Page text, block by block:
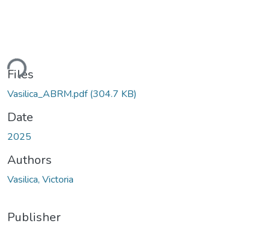
Files
Vasilica_ABRM.pdf(304.7 KB)
Date
2025
Authors
Vasilica, Victoria
Publisher